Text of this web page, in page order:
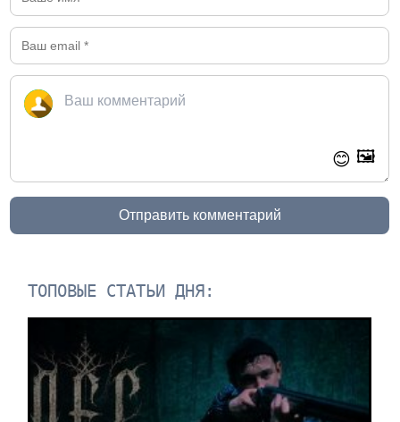
😊 🖼️
Отправить комментарий
ТОПОВЫЕ СТАТЬИ ДНЯ: